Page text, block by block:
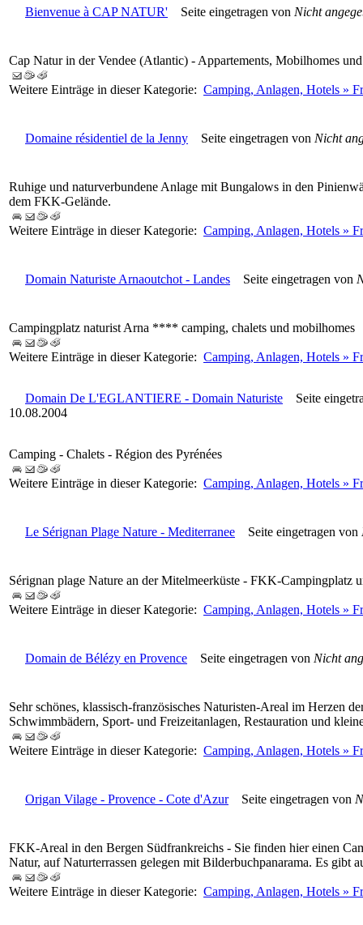
Bienvenue à CAP NATUR' Seite eingetragen von Nicht
Cap Natur in der Vendee (Atlantic) - Appartements, Mobilhomes
Weitere Einträge in dieser Kategorie: Camping, Anlagen, Hotels »
Domaine résidentiel de la Jenny Seite eingetragen von Nicht
Ruhige und naturverbundene Anlage mit Bungalows in den
dem FKK-Gelände.
Weitere Einträge in dieser Kategorie: Camping, Anlagen, Hotels »
Domain Naturiste Arnaoutchot - Landes Seite eingetragen von
Campingplatz naturist Arna **** camping, chalets und mobilhomes
Weitere Einträge in dieser Kategorie: Camping, Anlagen, Hotels »
Domain De L'EGLANTIERE - Domain Naturiste Seite
10.08.2004
Camping - Chalets - Région des Pyrénées
Weitere Einträge in dieser Kategorie: Camping, Anlagen, Hotels »
Le Sérignan Plage Nature - Mediterranee Seite eingetragen von
Sérignan plage Nature an der Mitelmeerküste - FKK-Campingplatz
Weitere Einträge in dieser Kategorie: Camping, Anlagen, Hotels »
Domain de Bélézy en Provence Seite eingetragen von Nicht
Sehr schönes, klassisch-französisches Naturisten-Areal im Herzen
Schwimmbädern, Sport- und Freizeitanlagen, Restauration und
Weitere Einträge in dieser Kategorie: Camping, Anlagen, Hotels »
Origan Vilage - Provence - Cote d'AzurSeite eingetragen von
FKK-Areal in den Bergen Südfrankreichs - Sie finden hier einen
Natur, auf Naturterrassen gelegen mit Bilderbuchpanarama. Es gibt
Weitere Einträge in dieser Kategorie: Camping, Anlagen, Hotels »